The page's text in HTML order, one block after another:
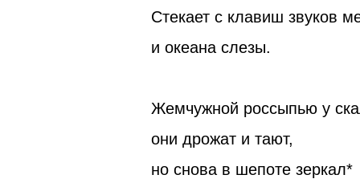
Стекает с клавиш звуков
и океана слезы.
Жемчужной россыпью у
они дрожат и тают,
но снова в шепоте зеркал*